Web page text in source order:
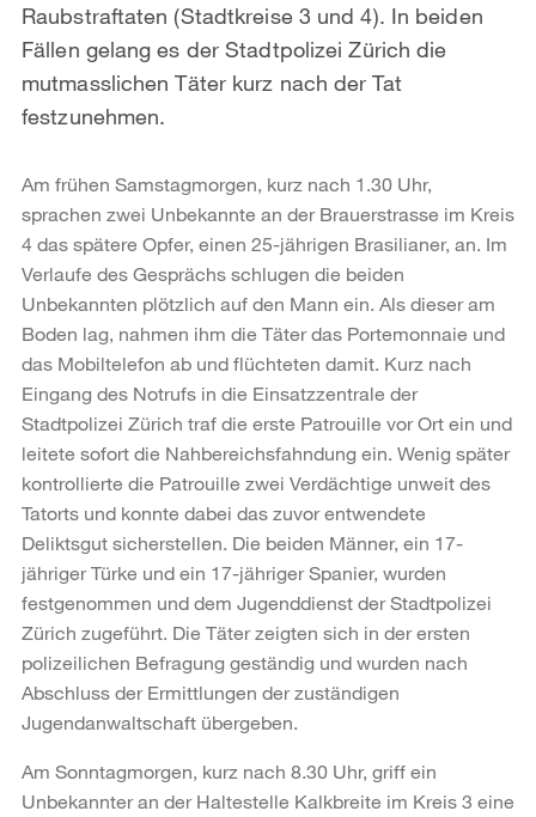
Raubstraftaten (Stadtkreise 3 und 4). In beiden
Fällen gelang es der Stadtpolizei Zürich die
mutmasslichen Täter kurz nach der Tat
festzunehmen.
Am frühen Samstagmorgen, kurz nach 1.30 Uhr,
sprachen zwei Unbekannte an der Brauerstrasse im Kreis
4 das spätere Opfer, einen 25-jährigen Brasilianer, an. Im
Verlaufe des Gesprächs schlugen die beiden
Unbekannten plötzlich auf den Mann ein. Als dieser am
Boden lag, nahmen ihm die Täter das Portemonnaie und
das Mobiltelefon ab und flüchteten damit. Kurz nach
Eingang des Notrufs in die Einsatzzentrale der
Stadtpolizei Zürich traf die erste Patrouille vor Ort ein und
leitete sofort die Nahbereichsfahndung ein. Wenig später
kontrollierte die Patrouille zwei Verdächtige unweit des
Tatorts und konnte dabei das zuvor entwendete
Deliktsgut sicherstellen. Die beiden Männer, ein 17-
jähriger Türke und ein 17-jähriger Spanier, wurden
festgenommen und dem Jugenddienst der Stadtpolizei
Zürich zugeführt. Die Täter zeigten sich in der ersten
polizeilichen Befragung geständig und wurden nach
Abschluss der Ermittlungen der zuständigen
Jugendanwaltschaft übergeben.
Am Sonntagmorgen, kurz nach 8.30 Uhr, griff ein
Unbekannter an der Haltestelle Kalkbreite im Kreis 3 eine